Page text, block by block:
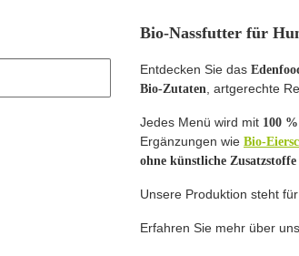
Bio-Nassfutter für
Entdecken Sie das
Bio-Zutaten , artgerechte
Jedes Menü wird mit 100
Ergänzungen wie Bio-
ohne künstliche Zusatzstoffe
Unsere Produktion steht für
Erfahren Sie mehr über